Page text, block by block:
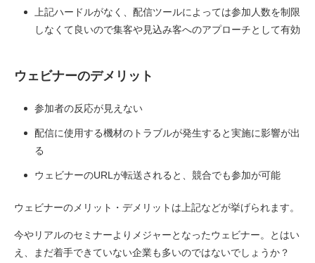
上記ハードルがなく、配信ツールによっては参加人数を制限
しなくて良いので集客や見込み客へのアプローチとして有効
ウェビナーのデメリット
参加者の反応が見えない
配信に使用する機材のトラブルが発生すると実施に影響が出
る
ウェビナーのURLが転送されると、競合でも参加が可能
ウェビナーのメリット・デメリットは上記などが挙げられます。
今やリアルのセミナーよりメジャーとなったウェビナー。とはい
え、まだ着手できていない企業も多いのではないでしょうか？